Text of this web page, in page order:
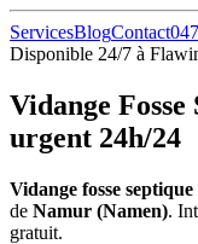
ServicesBlogContact
Disponible 24/7 à
Vidange
urgent 24h/24
Vidange fosse
de Namur (Namen).
gratuit.